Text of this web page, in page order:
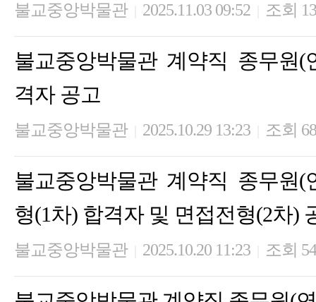
불교중앙박물관 2025.11.03 09:52 조회
불교중앙박물관 계약직 종무원(
격자 공고
불교중앙박물관 2025.10.29 13:23 조회
불교중앙박물관 계약직 종무원(
형(1차) 합격자 및 면접전형(2차)
불교중앙박물관 2025.10.20 11:23 조회